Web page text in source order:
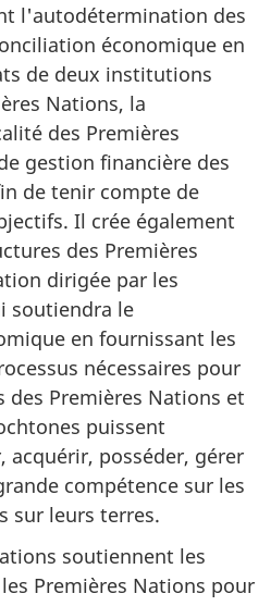
l'autodétermination des
économique en
de deux institutions
Nations, la
des Premières
gestion financière des
de tenir compte de
Il crée également
des Premières
dirigée par les
soutiendra le
en fournissant les
nécessaires pour
des Premières Nations et
puissent
acquérir, posséder, gérer
compétence sur les
sur leurs terres.
soutiennent les
Premières Nations pour